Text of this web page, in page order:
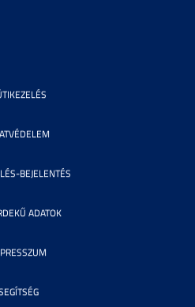
BEJELENTÉS
ADATOK